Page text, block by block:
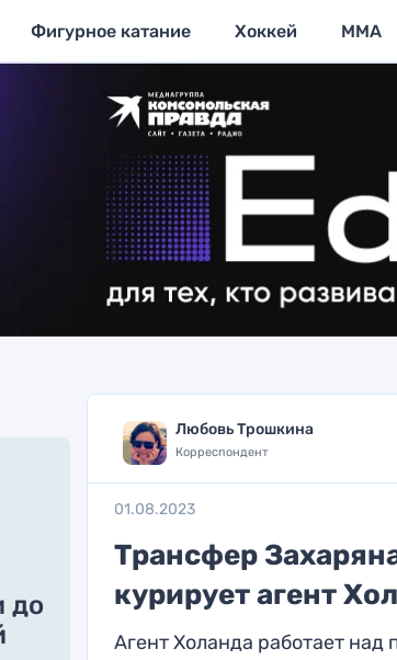
Фигурное катание Хоккей MMA
до
Любовь Трошкина
Корреспондент
01.08.2023
Трансфер
курирует агент
Агент Холанда работает